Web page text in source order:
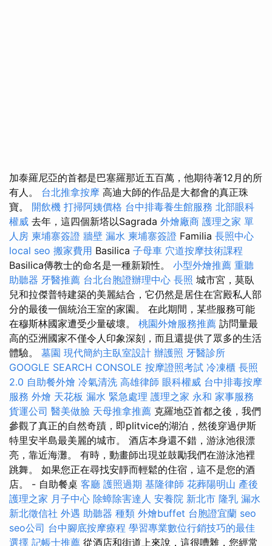
加泰羅尼亞的首都是巴塞羅那近五百萬，他期待著12月的所
有人。 台北推拿按摩 高迪大師的作品是大都會的真正珠
寶。 開飲機 打掃阿姨價格 台中排毒養生館服務 北部眼科
權威 去年，這四個新塔以Sagrada 外燴廠商 護理之家 單
人房 柬埔寨簽證 牆壁 漏水 柬埔寨簽證 Familia 長照中心
local seo 搬家費用 Basilica 子母車 穴道按摩技術課程
Basilica傳教士的命名是一種新穎性。 小型外燴推薦 重聽
助聽器 牙醫推薦 台北台胞證辦理中心 長照 城市宮，莫臥
兒和拉傑普特建築的美麗結合，它仍然是居住在宮殿私人部
分的最後一個統治王室的家園。 在此期間，某些服務可能
在穆斯林國家遭受少量破壞。 桃園外燴服務推薦 訪問量最
高的亞洲國家不僅令人印象深刻，而且還提供了眾多的生活
體驗。 墓園 現代簡約主臥室設計 辦護照 牙醫診所
GOOGLE SEARCH CONSOLE 按摩證照考試 冷凍櫃 長照
2.0 自助餐外燴 冷氣清洗 高雄律師 眼科權威 台中排毒按摩
服務 外燴 天花板 漏水 緊急處理 護理之家 永和 家事服務
貨運公司 醫美做臉 天母推拿推薦 克羅地亞首都之後，我們
參觀了真正的自然奇蹟，即plitvice的湖泊，然後穿過伊斯
特里安半島最美麗的城市。 酒店本身還不錯，游泳池很漂
亮，靠近海灘。 有時，動畫師出現並鼓勵我們在游泳池裡
跳舞。 如果您正在尋找安靜而輕鬆的住宿，這不是您的酒
店。 - 自助餐桌 客廳 護照過期 基隆律師 花葬陽明山 產後
護理之家 月子中心 除蟑除害達人 安養院 新北市 隆乳 漏水
新北徵信社 外遇 助聽器 種類 外燴buffet 台胞證宜蘭 seo
seo公司 台中腳底按摩療程 學習專業數位行銷技巧的最佳
選擇 記帳士推薦 從酒店和街道上來說，這很嘈雜，您經常